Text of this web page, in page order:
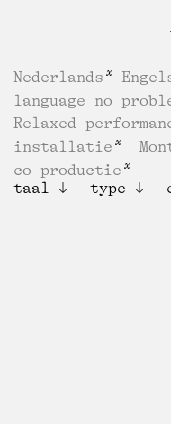
Nederlands
language no
Relaxed
installatie
co-productie
taal
type